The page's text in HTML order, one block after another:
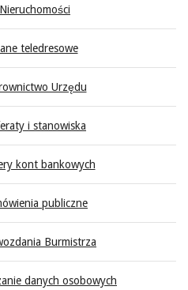
Nieruchomości
teledresowe
Urzędu
i stanowiska
kont bankowych
publiczne
Burmistrza
danych osobowych